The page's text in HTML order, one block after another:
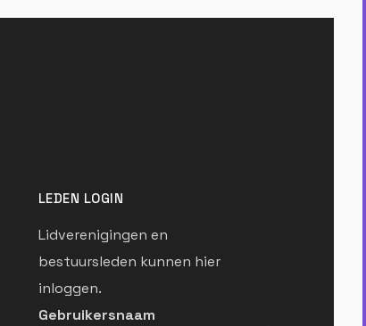
LEDEN LOGIN
Lidverenigingen en
bestuursleden kunnen hier
inloggen.
Gebruikersnaam